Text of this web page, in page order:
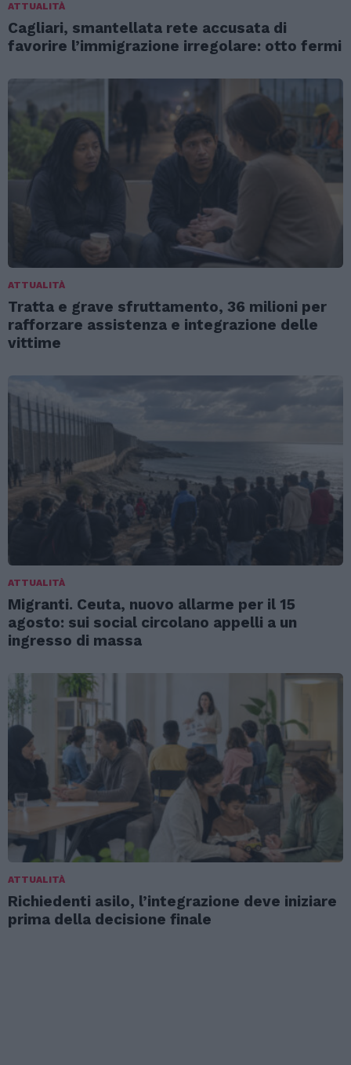
ATTUALITÀ
Cagliari, smantellata rete accusata di
favorire l’immigrazione irregolare: otto fermi
ATTUALITÀ
Tratta e grave sfruttamento, 36 milioni per
rafforzare assistenza e integrazione delle
vittime
ATTUALITÀ
Migranti. Ceuta, nuovo allarme per il 15
agosto: sui social circolano appelli a un
ingresso di massa
ATTUALITÀ
Richiedenti asilo, l’integrazione deve iniziare
prima della decisione finale